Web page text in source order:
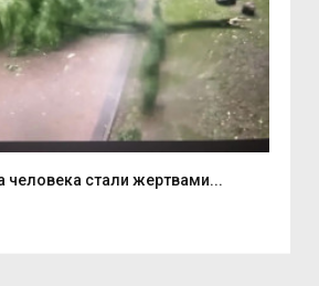
человека стали жертвами...